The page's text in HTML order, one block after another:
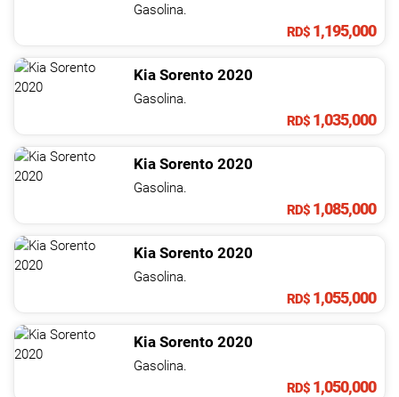
Gasolina.
RD$ 1,195,000
Kia Sorento 2020
Gasolina.
RD$ 1,035,000
Kia Sorento 2020
Gasolina.
RD$ 1,085,000
Kia Sorento 2020
Gasolina.
RD$ 1,055,000
Kia Sorento 2020
Gasolina.
RD$ 1,050,000